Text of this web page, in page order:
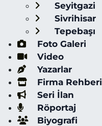
Seyitgazi
Sivrihisar
Tepebaşı
Foto Galeri
Video
Yazarlar
Firma Rehberi
Seri İlan
Röportaj
Biyografi